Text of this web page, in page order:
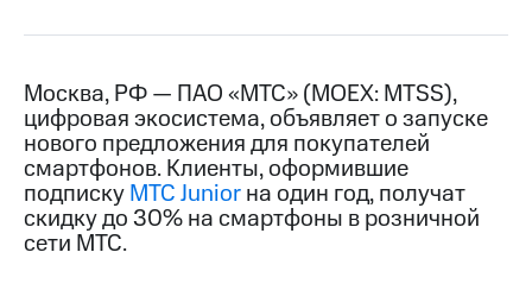
Пресс-
релизы
МТС
о технологиях
Достижения
Москва, РФ — ПАО «МТС» (MOEX: MTSS),
цифровая экосистема, объявляет о запуске
нового предложения для покупателей
смартфонов. Клиенты, оформившие
подпискуМТС Juniorна один год, получат
скидку до 30% на смартфоны в розничной
сети МТС.